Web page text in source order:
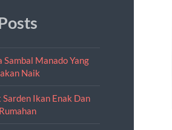
Sambal Manado Yang
Naik
Ikan Enak Dan